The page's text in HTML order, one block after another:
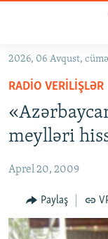
Əsas
qayıt
Əsas
naviqasiyaya
qayıt
Axtarışa
keç
GÜNDƏM
KORRUPSIOMETR
#ƏSLINDƏ
FƏRQƏ BAX
QANUNI DOĞRU
ARAŞDIRMA
2026, 06 Avqust, cümə
RADIO VERILIŞLƏR
meylləri
Aprel 20, 2009
Paylaş